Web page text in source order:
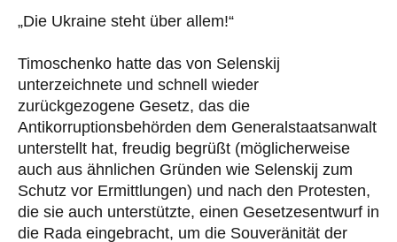
„Die Ukraine steht über allem!“
Timoschenko hatte das von Selenskij
unterzeichnete und schnell wieder
zurückgezogene Gesetz, das die
Antikorruptionsbehörden dem Generalstaatsanwalt
unterstellt hat, freudig begrüßt (möglicherweise
auch aus ähnlichen Gründen wie Selenskij zum
Schutz vor Ermittlungen) und nach den Protesten,
die sie auch unterstützte, einen Gesetzesentwurf in
die Rada eingebracht, um die Souveränität der